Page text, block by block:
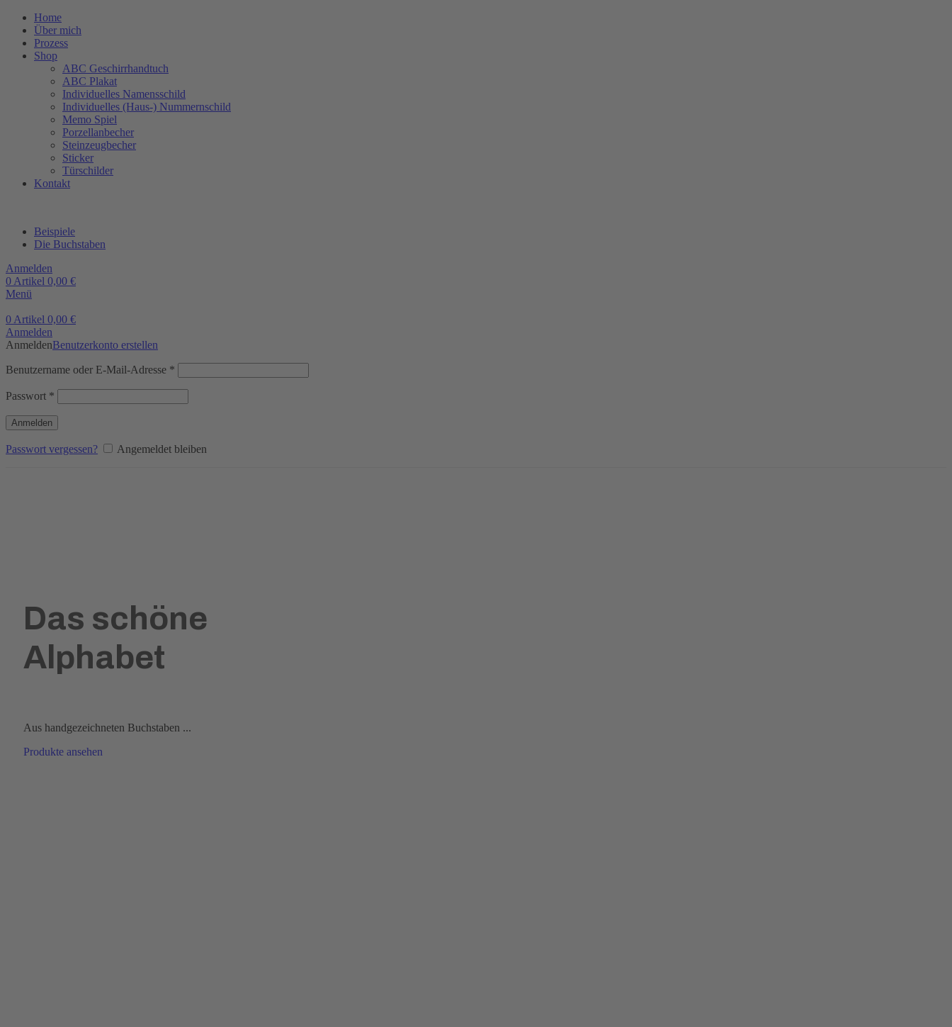
Home
Über mich
Prozess
Shop
ABC Geschirrhandtuch
ABC Plakat
Individuelles Namensschild
Individuelles (Haus-) Nummernschild
Memo Spiel
Porzellanbecher
Steinzeugbecher
Sticker
Türschilder
Kontakt
Beispiele
Die Buchstaben
Anmelden
0 Artikel 0,00 €
Menü
0 Artikel 0,00 €
Anmelden
AnmeldenBenutzerkonto erstellen
Benutzername oder E-Mail-Adresse *
Passwort *
Anmelden
Passwort vergessen? Angemeldet bleiben
Das schöne
Alphabet
Aus handgezeichneten Buchstaben ...
Produkte ansehen